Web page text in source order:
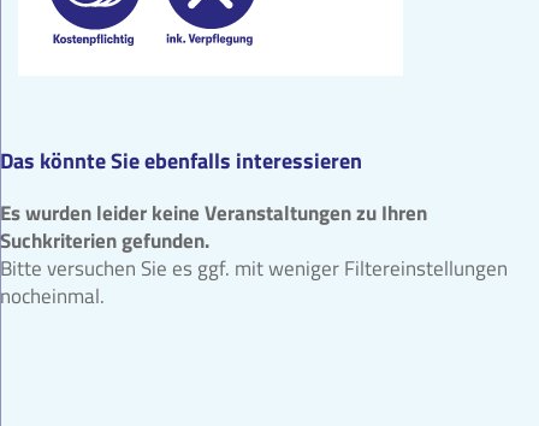
Das könnte Sie ebenfalls interessieren
Es wurden leider keine Veranstaltungen zu Ihren
Suchkriterien gefunden.
Bitte versuchen Sie es ggf. mit weniger Filtereinstellungen
nocheinmal.